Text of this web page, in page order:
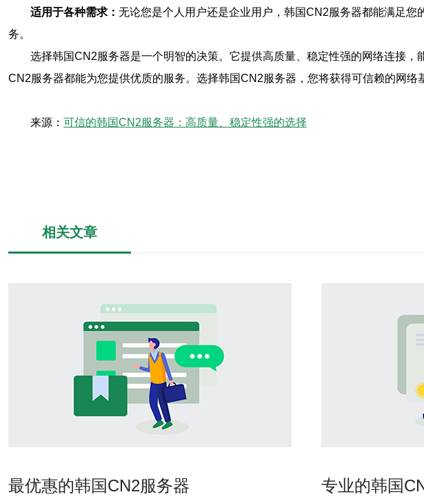
适用于各种需求： 无论您是个人用户还是企业用户，韩国CN2服务器都能满足
务。
选择韩国CN2服务器是一个明智的决策。它提供高质量、稳定性强的网络连接
CN2服务器都能为您提供优质的服务。选择韩国CN2服务器，您将获得可信赖的网络
来源： 可信的韩国CN2服务器：高质量、稳定性强的选择
相关文章
最优惠的韩国CN2服务器
专业的韩国